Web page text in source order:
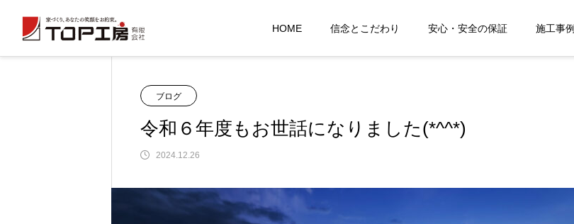
HOME 信念とこだわり 安心・安全の保証 施工事例
令和６年度もお世話になりました(*^^*)
ブログ
令和６年度もお世話になりました(*^^*)
2024.12.26